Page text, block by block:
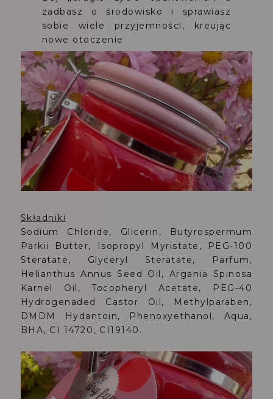
zadbasz o środowisko i sprawiasz
sobie wiele przyjemności, kreując
nowe otoczenie
Składniki
Sodium Chloride, Glicerin, Butyrospermum
Parkii Butter, Isopropyl Myristate, PEG-100
Steratate, Glyceryl Steratate, Parfum,
Helianthus Annus Seed Oil, Argania Spinosa
Karnel Oil, Tocopheryl Acetate, PEG-40
Hydrogenaded Castor Oil, Methylparaben,
DMDM Hydantoin, Phenoxyethanol, Aqua,
BHA, CI 14720, CI19140.